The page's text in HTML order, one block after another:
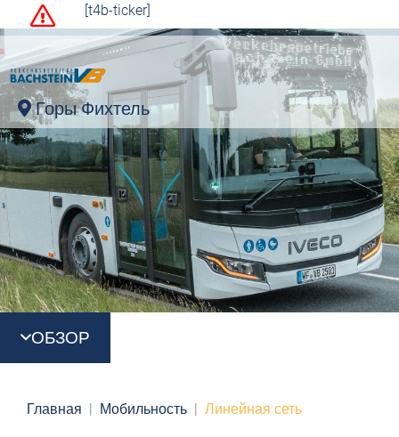
[t4b-ticker]
Горы Фихтель
ОБЗОР
Главная Мобильность Линейная сеть